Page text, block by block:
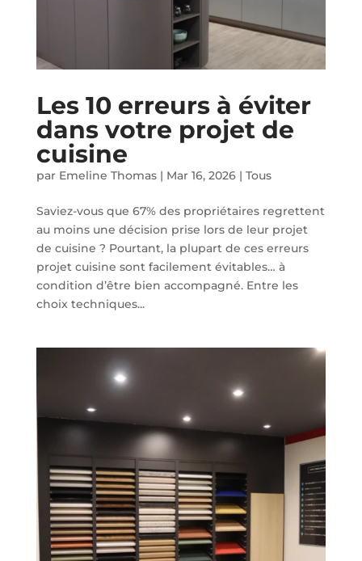
Les 10 erreurs à éviter
dans votre projet de
cuisine
par Emeline Thomas| Mar 16, 2026| Tous
Saviez-vous que 67% des propriétaires regrettent
au moins une décision prise lors de leur projet
de cuisine ? Pourtant, la plupart de ces erreurs
projet cuisine sont facilement évitables… à
condition d’être bien accompagné. Entre les
choix techniques...